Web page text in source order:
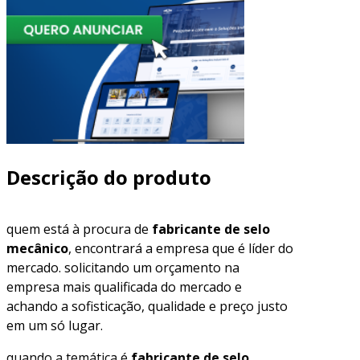
Descrição do produto
quem está à procura de fabricante de selo
mecânico, encontrará a empresa que é líder do
mercado. solicitando um orçamento na
empresa mais qualificada do mercado e
achando a sofisticação, qualidade e preço justo
em um só lugar.